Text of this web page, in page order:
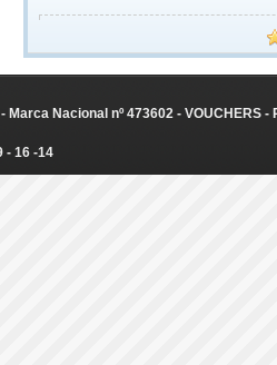
Nacional nº 473602 - VOUCHERS
- 16 -14